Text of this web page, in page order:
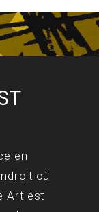
en
où
Art est